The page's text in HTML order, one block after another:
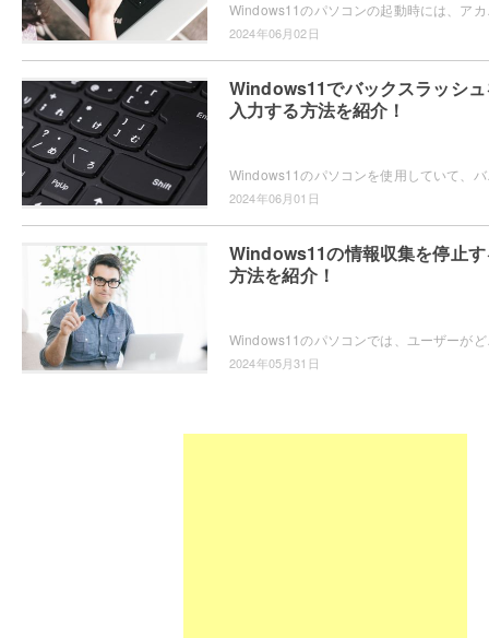
2024年06月02日
Windows11でバックスラッシ
入力する方法を紹介！
Windows11のパソコンを使用してい
2024年06月01日
Windows11の情報収集を停止
方法を紹介！
Windows11のパソコンでは、ユー
2024年05月31日